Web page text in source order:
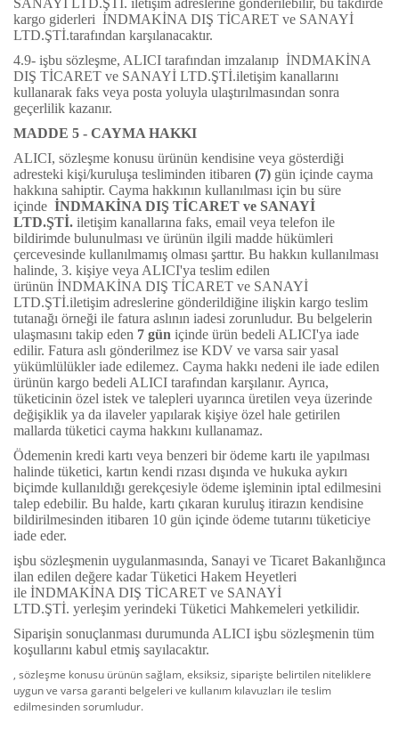
SANAYİ LTD.ŞTİ. iletişim adreslerine gönderilebilir, bu takdirde
kargo giderleri İNDMAKİNA DIŞ TİCARET ve SANAYİ
LTD.ŞTİ.tarafından karşılanacaktır.
4.9- işbu sözleşme, ALICI tarafından imzalanıp İNDMAKİNA
DIŞ TİCARET ve SANAYİ LTD.ŞTİ.iletişim kanallarını
kullanarak faks veya posta yoluyla ulaştırılmasından sonra
geçerlilik kazanır.
MADDE 5 - CAYMA HAKKI
ALICI, sözleşme konusu ürünün kendisine veya gösterdiği
adresteki kişi/kuruluşa tesliminden itibaren (7) gün içinde cayma
hakkına sahiptir. Cayma hakkının kullanılması için bu süre
içinde İNDMAKİNA DIŞ TİCARET ve SANAYİ
LTD.ŞTİ. iletişim kanallarına faks, email veya telefon ile
bildirimde bulunulması ve ürünün ilgili madde hükümleri
çercevesinde kullanılmamış olması şarttır. Bu hakkın kullanılması
halinde, 3. kişiye veya ALICI'ya teslim edilen
ürünün İNDMAKİNA DIŞ TİCARET ve SANAYİ
LTD.ŞTİ.iletişim adreslerine gönderildiğine ilişkin kargo teslim
tutanağı örneği ile fatura aslının iadesi zorunludur. Bu belgelerin
ulaşmasını takip eden 7 gün içinde ürün bedeli ALICI'ya iade
edilir. Fatura aslı gönderilmez ise KDV ve varsa sair yasal
yükümlülükler iade edilemez. Cayma hakkı nedeni ile iade edilen
ürünün kargo bedeli ALICI tarafından karşılanır. Ayrıca,
tüketicinin özel istek ve talepleri uyarınca üretilen veya üzerinde
değişiklik ya da ilaveler yapılarak kişiye özel hale getirilen
mallarda tüketici cayma hakkını kullanamaz.
Ödemenin kredi kartı veya benzeri bir ödeme kartı ile yapılması
halinde tüketici, kartın kendi rızası dışında ve hukuka aykırı
biçimde kullanıldığı gerekçesiyle ödeme işleminin iptal edilmesini
talep edebilir. Bu halde, kartı çıkaran kuruluş itirazın kendisine
bildirilmesinden itibaren 10 gün içinde ödeme tutarını tüketiciye
iade eder.
işbu sözleşmenin uygulanmasında, Sanayi ve Ticaret Bakanlığınca
ilan edilen değere kadar Tüketici Hakem Heyetleri
ile İNDMAKİNA DIŞ TİCARET ve SANAYİ
LTD.ŞTİ. yerleşim yerindeki Tüketici Mahkemeleri yetkilidir.
Siparişin sonuçlanması durumunda ALICI işbu sözleşmenin tüm
koşullarını kabul etmiş sayılacaktır.
, sözleşme konusu ürünün sağlam, eksiksiz, siparişte belirtilen niteliklere
uygun ve varsa garanti belgeleri ve kullanım kılavuzları ile teslim
edilmesinden sorumludur.